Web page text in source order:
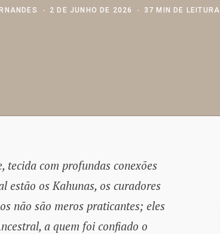
2 DE JUNHO DE 2026 37 MIN DE LEITURA
com profundas conexões
estão os Kahunas, os curadores
não são meros praticantes; eles
a quem foi confiado o